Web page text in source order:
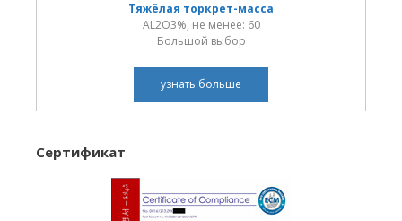
Тяжёлая торкрет-масса
AL2O3%, не менее: 60
Большой выбор
узнать больше
Сертификат